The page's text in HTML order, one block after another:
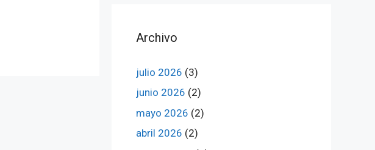
Archivo
julio 2026 (3)
junio 2026 (2)
mayo 2026 (2)
abril 2026 (2)